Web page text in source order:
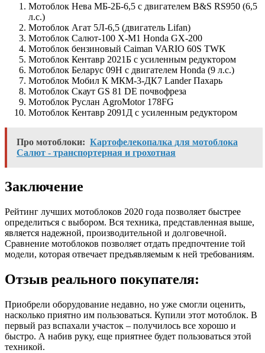
Мотоблок Нева МБ-2Б-6,5 с двигателем B&S RS950 (6,5
л.с.)
Мотоблок Агат 5Л-6,5 (двигатель Lifan)
Мотоблок Салют-100 X-M1 Honda GX-200
Мотоблок бензиновый Caiman VARIO 60S TWK
Мотоблок Кентавр 2021Б c усиленным редуктором
Мотоблок Беларус 09Н с двигателем Honda (9 л.с.)
Мотоблок Мобил К МКМ-3-ДК7 Lander Пахарь
Мотоблок Скаут GS 81 DE почвофреза
Мотоблок Руслан AgroMotor 178FG
Мотоблок Кентавр 2091Д с усиленным редуктором
Про мотоблоки: Картофелекопалка для мотоблока
Салют - транспортерная и грохотная
Заключение
Рейтинг лучших мотоблоков 2020 года позволяет быстрее
определиться с выбором. Вся техника, представленная выше,
является надежной, производительной и долговечной.
Сравнение мотоблоков позволяет отдать предпочтение той
модели, которая отвечает предъявляемым к ней требованиям.
Отзыв реального покупателя:
Приобрели оборудование недавно, но уже смогли оценить,
насколько приятно им пользоваться. Купили этот мотоблок. В
первый раз вспахали участок – получилось все хорошо и
быстро. А набив руку, еще приятнее будет пользоваться этой
техникой.